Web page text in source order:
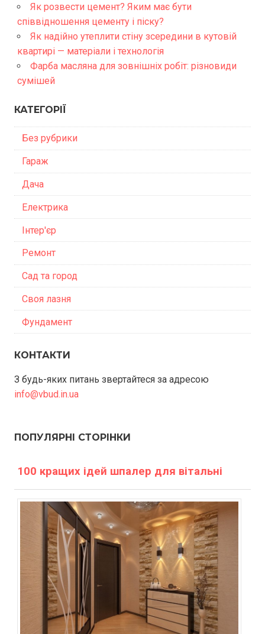
Як розвести цемент? Яким має бути
співвідношення цементу і піску?
Як надійно утеплити стіну зсередини в кутовій
квартирі — матеріали і технологія
Фарба масляна для зовнішніх робіт: різновиди
сумішей
КАТЕГОРІЇ
Без рубрики
Гараж
Дача
Електрика
Інтер'єр
Ремонт
Сад та город
Своя лазня
Фундамент
КОНТАКТИ
З будь-яких питань звертайтеся за адресою
info@vbud.in.ua
ПОПУЛЯРНІ СТОРІНКИ
100 кращих ідей шпалер для вітальні